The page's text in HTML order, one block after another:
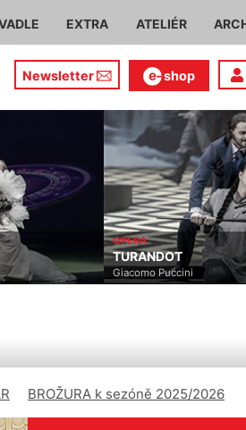
EXTRA ATELIÉR
Newsletter shop
OPERA
TURANDOT
Giacomo Puccini
BROŽURA k sezóně 2025/2026